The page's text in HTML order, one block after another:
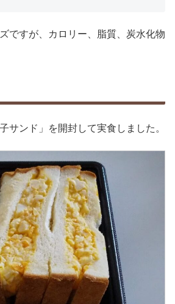
ですが、カロリー、脂質、炭水化物
サンド」を開封して実食しました。